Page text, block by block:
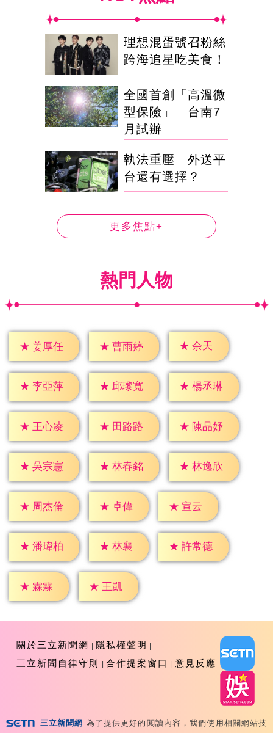
理想混蛋號召粉絲
跨海追星吃美食！
全國首創「高溫微
型保險」 台南7
月試辦
執法重壓 外送平
台還有選擇？
更多焦點+
熱門人物
★ 姜厚任 ★ 曹雨婷 ★ 余天
★ 李亞萍 ★ 邱瓈寬 ★ 楊丞琳
★ 王心凌 ★ 田路路 ★ 陳品妤
★ 吳宗憲 ★ 林春銘 ★ 林逸欣
★ 周杰倫 ★ 卓偉 ★ 宣云
★ 潘瑋柏 ★ 林襄 ★ 許常德
★ 霖霖 ★ 王凱
關於三立新聞網
隱私權聲明
三立新聞自律守則
合作提案窗口 意見反應
三立新聞網 為了提供更好的閱讀內容，我們使用相關網站技